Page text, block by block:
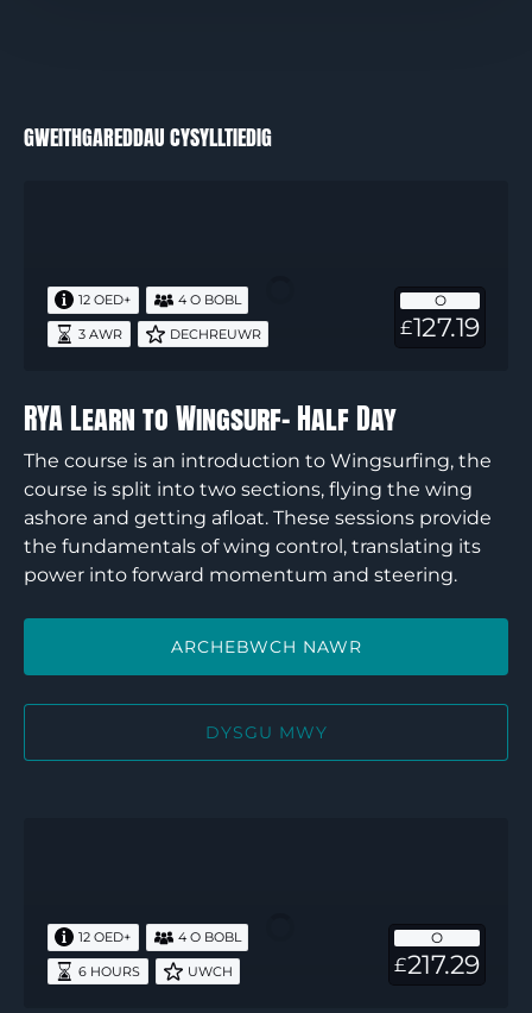
GWEITHGAREDDAU CYSYLLTIEDIG
Half
Day
O
£127.19
12 OED+ 4 O BOBL
3 AWR DECHREUWR
RYA Learn to Wingsurf- Half Day
The course is an introduction to Wingsurfing, the
course is split into two sections, flying the wing
ashore and getting afloat. These sessions provide
the fundamentals of wing control, translating its
power into forward momentum and steering.
ARCHEBWCH NAWR
DYSGU MWY
Full
Day
O
£217.29
12 OED+ 4 O BOBL
6 HOURS UWCH